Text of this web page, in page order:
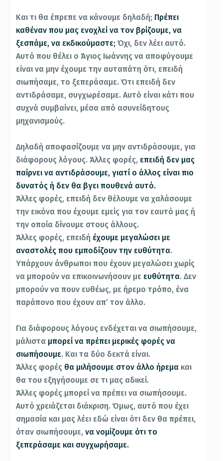
Και τι θα έπρεπε να κάνουμε δηλαδή; Πρέπει
καθέναν που μας ενοχλεί να τον βρίζουμε, να
ξεσπάμε, να εκδικούμαστε; Όχι, δεν λέει αυτό.
Αυτό που θέλει ο Άγιος Ιωάννης να αποφύγουμε
είναι να μην έχουμε την αυταπάτη ότι, επειδή
σιωπήσαμε, το ξεπεράσαμε. Ότι επειδή δεν
αντιδράσαμε, συγχωρέσαμε. Αυτό είναι κάτι που
συχνά συμβαίνει, μέσα από ασυνείδητους
μηχανισμούς.
Δηλαδή αποφασίζουμε να μην αντιδράσουμε, για
διάφορους λόγους. Άλλες φορές, επειδή δεν μας
παίρνει να αντιδράσουμε, γιατί ο άλλος είναι πιο
δυνατός ή δεν θα βγει πουθενά αυτό.
Άλλες φορές, επειδή δεν θέλουμε να χαλάσουμε
την εικόνα που έχουμε εμείς για τον εαυτό μας ή
την οποία δίνουμε στους άλλους.
Άλλες φορές, επειδή έχουμε μεγαλώσει με
αναστολές που εμποδίζουν την ευθύτητα.
Υπάρχουν άνθρωποι που έχουν μεγαλώσει χωρίς
να μπορούν να επικοινωνήσουν με ευθύτητα. Δεν
μπορούν να πουν ευθέως, με ήρεμο τρόπο, ένα
παράπονο που έχουν απ’ τον άλλο.
Για διάφορους λόγους ενδέχεται να σιωπήσουμε,
μάλιστα μπορεί να πρέπει μερικές φορές να
σιωπήσουμε. Και τα δύο δεκτά είναι.
Άλλες φορές θα μιλήσουμε στον άλλο ήρεμα και
θα του εξηγήσουμε σε τι μας αδικεί.
Άλλες φορές μπορεί να πρέπει να σιωπήσουμε.
Αυτό χρειάζεται διάκριση. Όμως, αυτό που έχει
σημασία και μας λέει εδώ είναι ότι δεν θα πρέπει,
όταν σιωπήσουμε, να νομίζουμε ότι το
ξεπεράσαμε και συγχωρήσαμε.